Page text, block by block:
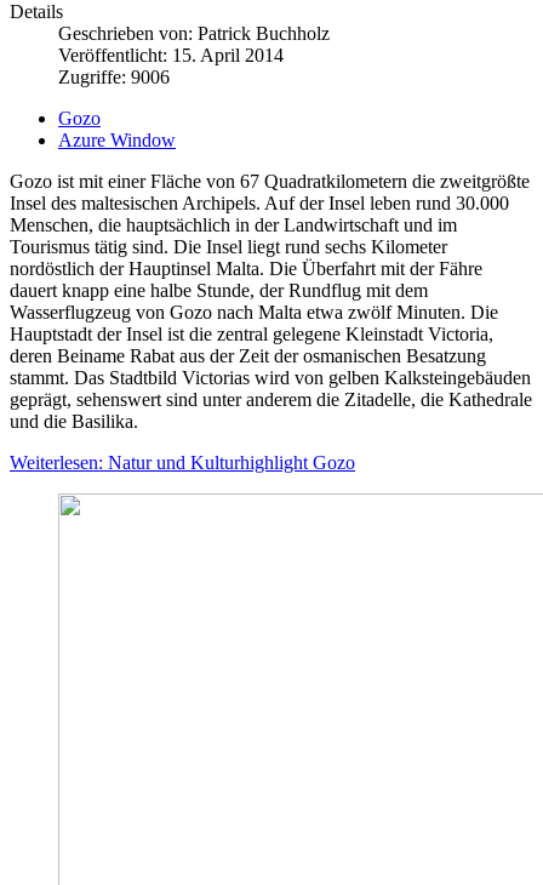
Details
Geschrieben von: Patrick Buchholz
Veröffentlicht: 15. April 2014
Zugriffe: 9006
Gozo
Azure Window
Gozo ist mit einer Fläche von 67 Quadratkilometern die zweitgrößte
Insel des maltesischen Archipels. Auf der Insel leben rund 30.000
Menschen, die hauptsächlich in der Landwirtschaft und im
Tourismus tätig sind. Die Insel liegt rund sechs Kilometer
nordöstlich der Hauptinsel Malta. Die Überfahrt mit der Fähre
dauert knapp eine halbe Stunde, der Rundflug mit dem
Wasserflugzeug von Gozo nach Malta etwa zwölf Minuten. Die
Hauptstadt der Insel ist die zentral gelegene Kleinstadt Victoria,
deren Beiname Rabat aus der Zeit der osmanischen Besatzung
stammt. Das Stadtbild Victorias wird von gelben Kalksteingebäuden
geprägt, sehenswert sind unter anderem die Zitadelle, die Kathedrale
und die Basilika.
Weiterlesen: Natur und Kulturhighlight Gozo